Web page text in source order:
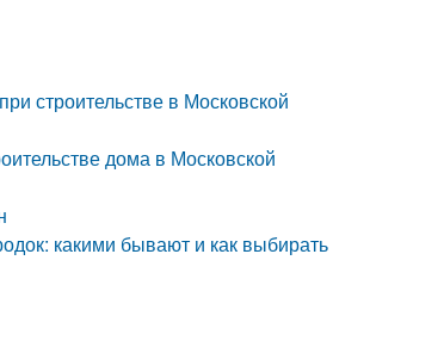
строительстве в Московской
дома в Московской
какими бывают и как выбирать